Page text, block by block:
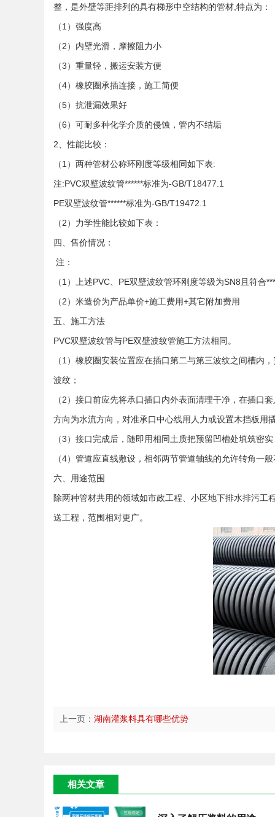
整，是外壁等距排列的具有梯形中空结构的管材,特点为：
（1）强度高
（2）内壁光滑，摩擦阻力小
（3）重量轻，搬运安装方便
（4）橡胶圈承插连接，施工简便
（5）抗泄漏效果好
（6）可耐多种化学介质的侵蚀，管内不结垢
2、性能比较：
（1）两种管材公称环刚度等级相同如下表:
注:PVC双壁波纹管******标准为-GB/T18477.1
PE双壁波纹管******标准为-GB/T19472.1
（2）力学性能比较如下表：
四、售价情况：
注：
（1）上述PVC、PE双壁波纹管环刚度等级为SN8且符合
（2）米造价为产品单价+施工费用+其它附加费用
五、施工方法
PVC双壁波纹管与PE双壁波纹管施工方法相同。
（1）橡胶圈安装位置应在插口第二与第三波纹之间槽
波纹；
（2）接口前应先将承口插口内外表面清理干净，在插口
方向为水流方向，对准承口中心线用人力或设置木挡板用
（3）接口完成后，随即用相同土质把预留凹槽处填筑密实
（4）管道应直线敷设，相邻两节管道轴线的允许转角一般
六、用途范围
除两种管材共用的领域如市政工程、小区地下排水排污
送工程，范围相对更广。
上一页： 湖南灌浆料具有哪些优势
相关文章